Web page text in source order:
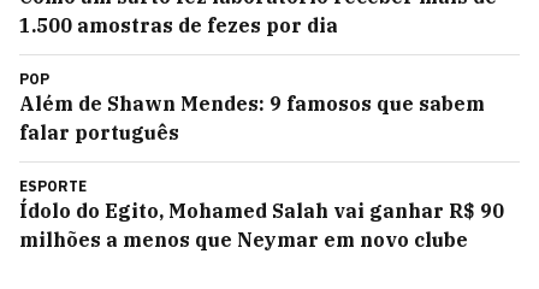
1.500 amostras de fezes por dia
POP
Além de Shawn Mendes: 9 famosos que sabem
falar português
ESPORTE
Ídolo do Egito, Mohamed Salah vai ganhar R$ 90
milhões a menos que Neymar em novo clube